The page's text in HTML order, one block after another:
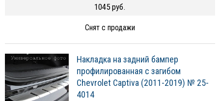
1045 руб.
Снят с продажи
Накладка на задний бампер
профилированная с загибом
Chevrolet Captiva (2011-2019) № 25-
4014